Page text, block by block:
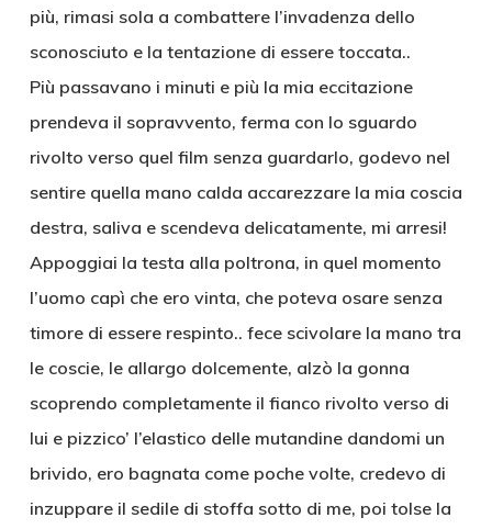
più, rimasi sola a combattere l’invadenza dello
sconosciuto e la tentazione di essere toccata..
Più passavano i minuti e più la mia eccitazione
prendeva il sopravvento, ferma con lo sguardo
rivolto verso quel film senza guardarlo, godevo nel
sentire quella mano calda accarezzare la mia coscia
destra, saliva e scendeva delicatamente, mi arresi!
Appoggiai la testa alla poltrona, in quel momento
l’uomo capì che ero vinta, che poteva osare senza
timore di essere respinto.. fece scivolare la mano tra
le coscie, le allargo dolcemente, alzò la gonna
scoprendo completamente il fianco rivolto verso di
lui e pizzico’ l’elastico delle mutandine dandomi un
brivido, ero bagnata come poche volte, credevo di
inzuppare il sedile di stoffa sotto di me, poi tolse la